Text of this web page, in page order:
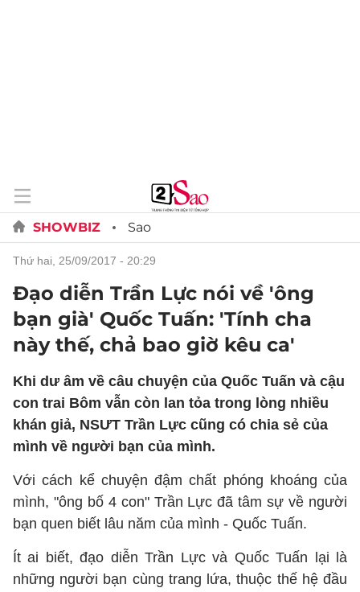
SHOWBIZ Sao
thứ hai, 25/09/2017 - 20:29
Đạo diễn Trần Lực nói về 'ông
bạn già' Quốc Tuấn: 'Tính cha
này thế, chả bao giờ kêu ca'
Khi dư âm về câu chuyện của Quốc Tuấn và cậu
con trai Bôm vẫn còn lan tỏa trong lòng nhiều
khán giả, NSƯT Trần Lực cũng có chia sẻ của
mình về người bạn của mình.
Với cách kể chuyện đậm chất phóng khoáng của
mình, "ông bố 4 con" Trần Lực đã tâm sự về người
bạn quen biết lâu năm của mình - Quốc Tuấn.
Ít ai biết, đạo diễn Trần Lực và Quốc Tuấn lại là
những người bạn cùng trang lứa, thuộc thế hệ đầu